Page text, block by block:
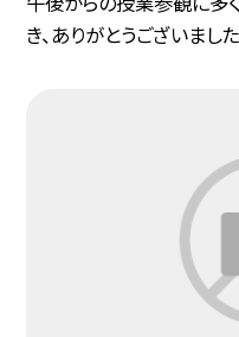
き、ありがとうございまし